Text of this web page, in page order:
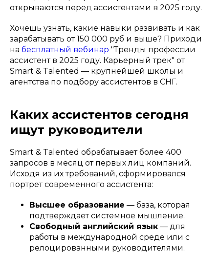
открываются перед ассистентами в 2025 году.
Хочешь узнать, какие навыки развивать и как
зарабатывать от 150 000 руб и выше? Приходи
на бесплатный вебинар "Тренды профессии
ассистент в 2025 году. Карьерный трек" от
Smart & Talented — крупнейшей школы и
агентства по подбору ассистентов в СНГ.
Каких ассистентов сегодня
ищут руководители
Smart & Talented обрабатывает более 400
запросов в месяц от первых лиц компаний.
Исходя из их требований, сформировался
портрет современного ассистента:
Высшее образование — база, которая
подтверждает системное мышление.
Свободный английский язык — для
работы в международной среде или с
релоцированными руководителями.